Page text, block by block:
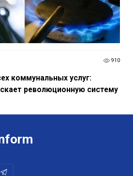
910
коммунальных услуг:
революционную систему